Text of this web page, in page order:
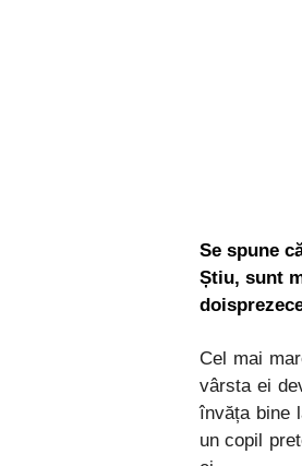
Se spune
Știu, sunt
Cel mai
vârsta ei
învăța bine
un copil